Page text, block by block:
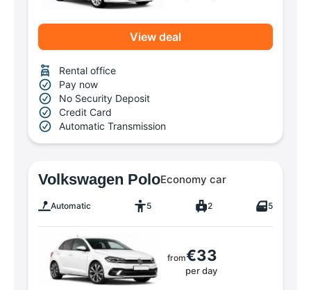
View deal
Rental office
Pay now
No Security Deposit
Credit Card
Automatic Transmission
Volkswagen PoloEconomy car
Automatic 5 2 5
from€33
per day